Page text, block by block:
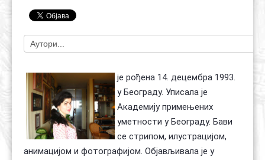
је рођена 14. децембра 1993.
у Београду. Уписала је
Академију примењених
уметности у Београду. Бави
се стрипом, илустрацијом,
анимацијом и фотографијом. Објављивала је у
Органи
Хол славе
Контакт